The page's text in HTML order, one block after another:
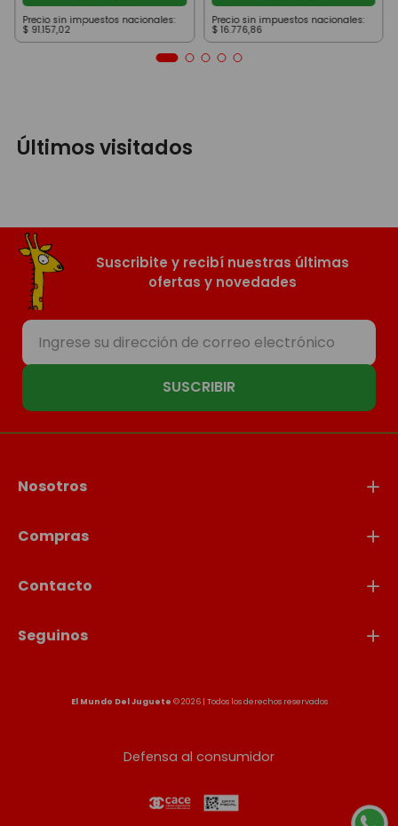
Precio sin impuestos nacionales:
$ 91.157,02
Precio sin impuestos nacionales:
$ 16.776,86
Últimos visitados
Suscribite y recibí nuestras últimas
ofertas y novedades
SUSCRIBIR
Nosotros
Compras
Contacto
Seguinos
El Mundo Del Juguete © 2026 | Todos los derechos reservados
Defensa al consumidor